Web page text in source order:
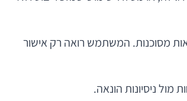
מסוכנות. המשתמש רואה רק אישור
ניסיונות הונאה.